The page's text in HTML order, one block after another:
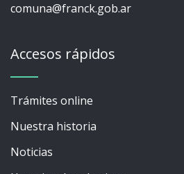
comuna@franck.gob.ar
Accesos rápidos
Trámites online
Nuestra historia
Noticias